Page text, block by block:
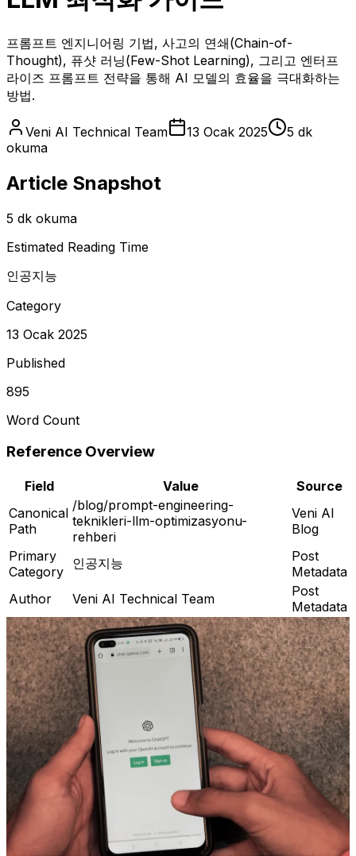
프롬프트 엔지니어링 기법, 사고의 연쇄(Chain-of-
Thought), 퓨샷 러닝(Few-Shot Learning), 그리고 엔터프
라이즈 프롬프트 전략을 통해 AI 모델의 효율을 극대화하는
방법.
Veni AI Technical Team 13 Ocak 2025
5 dk
okuma
Article Snapshot
5 dk okuma
Estimated Reading Time
인공지능
Category
13 Ocak 2025
Published
895
Word Count
Reference Overview
Field Value
Source
Canonical
Path
/blog/prompt-engineering-
teknikleri-llm-optimizasyonu-
rehberi
Veni AI
Blog
Primary
Category
인공지능
Post
Metadata
Author
Veni AI Technical Team
Post
Metadata